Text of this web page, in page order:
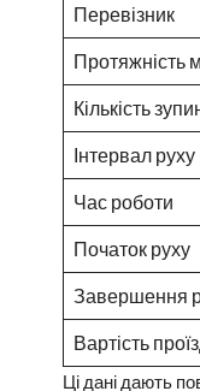
Перевізник
Протяжність
Кількість
Інтервал руху
Час роботи
Початок руху
Завершення
Вартість
Ці дані дають